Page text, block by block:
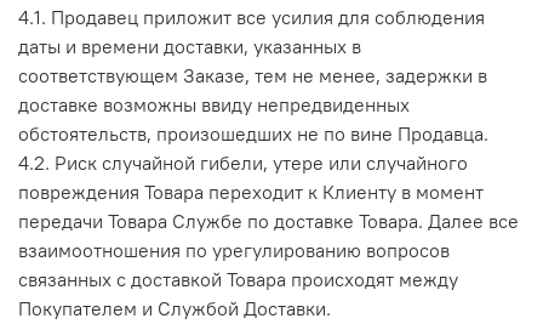
4.1. Продавец приложит все усилия для соблюдения
даты и времени доставки, указанных в
соответствующем Заказе, тем не менее, задержки в
доставке возможны ввиду непредвиденных
обстоятельств, произошедших не по вине Продавца.
4.2. Риск случайной гибели, утере или случайного
повреждения Товара переходит к Клиенту в момент
передачи Товара Службе по доставке Товара. Далее все
взаимоотношения по урегулированию вопросов
связанных с доставкой Товара происходят между
Покупателем и Службой Доставки.